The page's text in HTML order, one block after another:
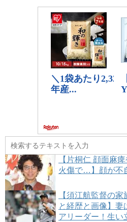
【片桐仁 顔面麻
火傷で…】顔が不
【須江航監督の
と経歴と画像】妻
アリーダー！生い